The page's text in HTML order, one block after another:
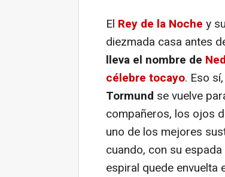
El Rey de la Noche y
diezmada casa antes
lleva el nombre de Ned
célebre tocayo. Eso
Tormund se vuelve
compañeros, los ojos
uno de los mejores
cuando, con su
espiral quede envuelta